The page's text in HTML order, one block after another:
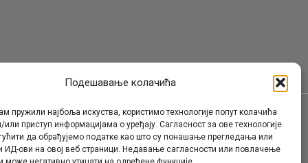
Подешавање колачића
пружили најбоља искуства, користимо технологије попут колачића
приступ информацијама о уређају. Сагласност за ове технологије
да обрађујемо податке као што су понашање прегледања или
ИД-ови на овој веб страници. Недавање сагласности или повлачење
Контакт